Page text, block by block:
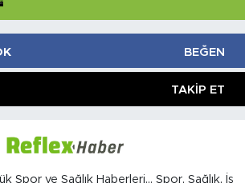
BEĞEN
TAKIP ET
Spor ve Sağlık Haberleri... Spor, Sağlık, İş